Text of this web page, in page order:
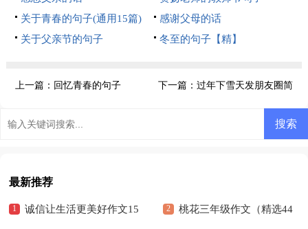
关于青春的句子(通用15篇)
感谢父母的话
关于父亲节的句子
冬至的句子【精】
上一篇： 回忆青春的句子 下一篇：过年下雪天发朋友圈简
短句子
最新推荐
诚信让生活更美好作文15 桃花三年级作文（精选44